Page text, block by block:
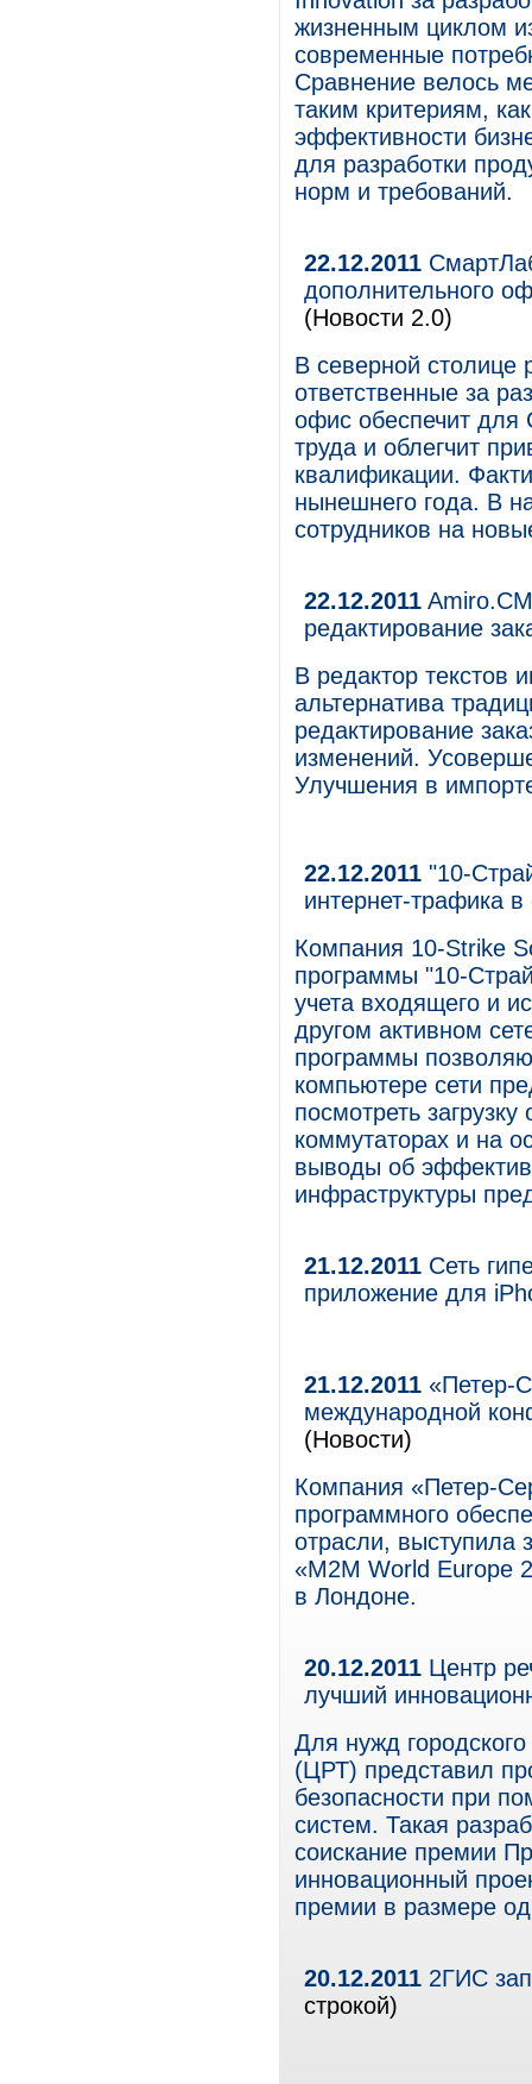
жизненным циклом
современные
Сравнение велось
таким критериям,
эффективности
для разработки
норм и требований.
22.12.2011
дополнительного
(Новости 2.0)
В северной столице
ответственные за
офис обеспечит для
труда и облегчит
квалификации.
нынешнего года. В
сотрудников на
22.12.2011
редактирование
В редактор текстов
альтернатива
редактирование
изменений.
Улучшения в
22.12.2011 "10-
интернет-трафика
Компания 10-Strike
программы "10-
учета входящего и
другом активном
программы
компьютере сети
посмотреть
коммутаторах и на
выводы об
инфраструктуры
21.12.2011 Сеть
приложение для
21.12.2011 «Петер-
международной
(Новости)
Компания «Петер-
программного
отрасли, выступила
«M2M World Europe
в Лондоне.
20.12.2011 Центр
лучший
Для нужд
(ЦРТ) представил
безопасности при
систем. Такая
соискание премии
инновационный
премии в размере
20.12.2011 2ГИС
строкой)